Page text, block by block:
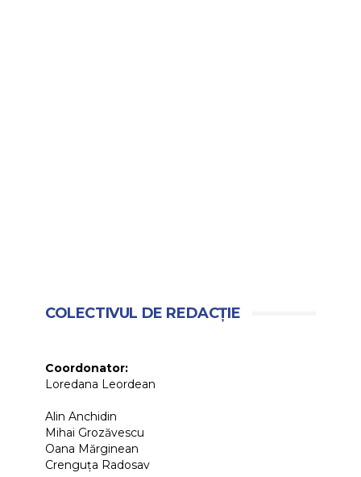
COLECTIVUL DE REDACȚIE
Coordonator:
Loredana Leordean
Alin Anchidin
Mihai Grozăvescu
Oana Mărginean
Crenguța Radosav